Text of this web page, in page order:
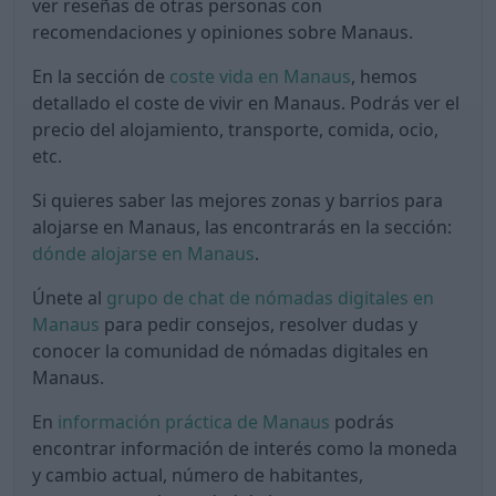
ver reseñas de otras personas con
recomendaciones y opiniones sobre Manaus.
En la sección de coste vida en Manaus, hemos
detallado el coste de vivir en Manaus. Podrás ver el
precio del alojamiento, transporte, comida, ocio,
etc.
Si quieres saber las mejores zonas y barrios para
alojarse en Manaus, las encontrarás en la sección:
dónde alojarse en Manaus.
Únete al grupo de chat de nómadas digitales en
Manaus para pedir consejos, resolver dudas y
conocer la comunidad de nómadas digitales en
Manaus.
En información práctica de Manaus podrás
encontrar información de interés como la moneda
y cambio actual, número de habitantes,